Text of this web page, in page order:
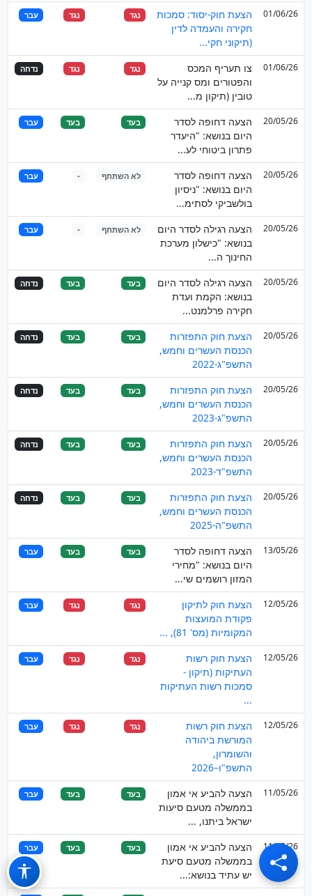
01/06/26
הצעת חוק-יסוד: סמכות
חקירה והעמדה לדין
(תיקוני חקי...
נגד נגד עבר
01/06/26
צו תעריף המכס
והפטורים ומס קנייה על
טובין (תיקון מ...
נגד נגד נדחה
20/05/26
הצעה דחופה לסדר
היום בנושא: "היעדר
פתרון ביטוחי לע...
בעד בעד עבר
20/05/26
הצעה דחופה לסדר
היום בנושא: "ניסיון
בולשביקי לסתימ...
לא השתתף - עבר
20/05/26
הצעה רגילה לסדר היום
בנושא: "כישלון מערכת
החינוך ה...
לא השתתף - עבר
20/05/26
הצעה רגילה לסדר היום
בנושא: הקמת ועדת
חקירה פרלמנט...
בעד בעד נדחה
20/05/26
הצעת חוק התפזרות
הכנסת העשרים וחמש,
התשפ"ג-2022
בעד בעד נדחה
20/05/26
הצעת חוק התפזרות
הכנסת העשרים וחמש,
התשפ"ג-2023
בעד בעד נדחה
20/05/26
הצעת חוק התפזרות
הכנסת העשרים וחמש,
התשפ"ד-2023
בעד בעד נדחה
20/05/26
הצעת חוק התפזרות
הכנסת העשרים וחמש,
התשפ"ה-2025
בעד בעד נדחה
13/05/26
הצעה דחופה לסדר
היום בנושא: "מחירי
המזון רושמים שי...
בעד בעד עבר
12/05/26
הצעת חוק לתיקון
פקודת המועצות
המקומיות (מס' 81), ...
נגד נגד עבר
12/05/26
הצעת חוק רשות
העתיקות (תיקון -
סמכות רשות העתיקות
...
נגד נגד עבר
12/05/26
הצעת חוק רשות
המורשת ביהודה
והשומרון,
התשפ"ו–2026
נגד נגד עבר
11/05/26
הצעה להביע אי אמון
בממשלה מטעם סיעות
ישראל ביתנו, ...
בעד בעד עבר
11/05/26
הצעה להביע אי אמון
בממשלה מטעם סיעת
יש עתיד בנושא:...
בעד בעד עבר